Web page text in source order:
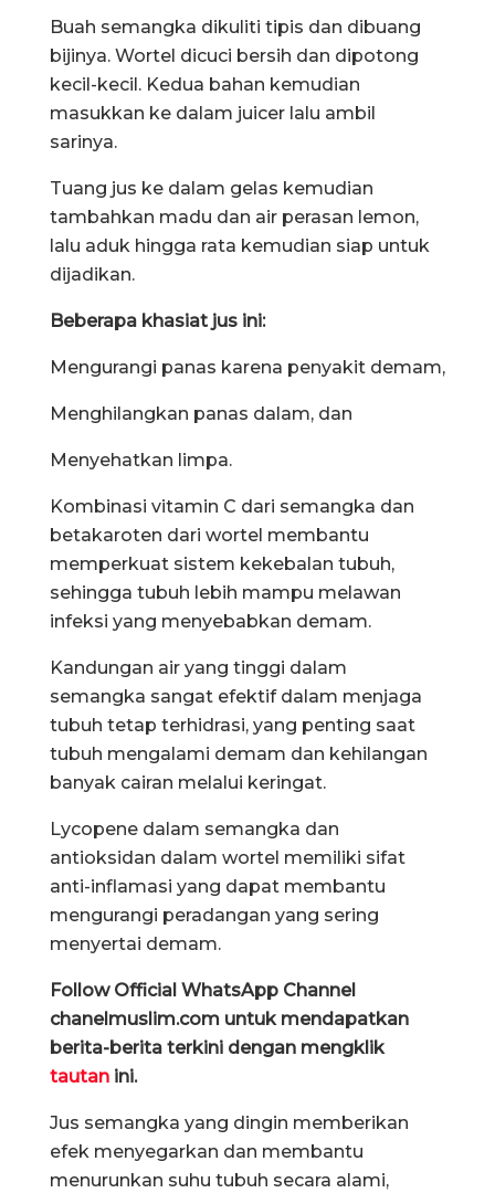
Buah semangka dikuliti tipis dan dibuang
bijinya. Wortel dicuci bersih dan dipotong
kecil-kecil. Kedua bahan kemudian
masukkan ke dalam juicer lalu ambil
sarinya.
Tuang jus ke dalam gelas kemudian
tambahkan madu dan air perasan lemon,
lalu aduk hingga rata kemudian siap untuk
dijadikan.
Beberapa khasiat jus ini:
Mengurangi panas karena penyakit demam,
Menghilangkan panas dalam, dan
Menyehatkan limpa.
Kombinasi vitamin C dari semangka dan
betakaroten dari wortel membantu
memperkuat sistem kekebalan tubuh,
sehingga tubuh lebih mampu melawan
infeksi yang menyebabkan demam.
Kandungan air yang tinggi dalam
semangka sangat efektif dalam menjaga
tubuh tetap terhidrasi, yang penting saat
tubuh mengalami demam dan kehilangan
banyak cairan melalui keringat.
Lycopene dalam semangka dan
antioksidan dalam wortel memiliki sifat
anti-inflamasi yang dapat membantu
mengurangi peradangan yang sering
menyertai demam.
Follow Official WhatsApp Channel
chanelmuslim.com untuk mendapatkan
berita-berita terkini dengan mengklik
tautan ini.
Jus semangka yang dingin memberikan
efek menyegarkan dan membantu
menurunkan suhu tubuh secara alami,